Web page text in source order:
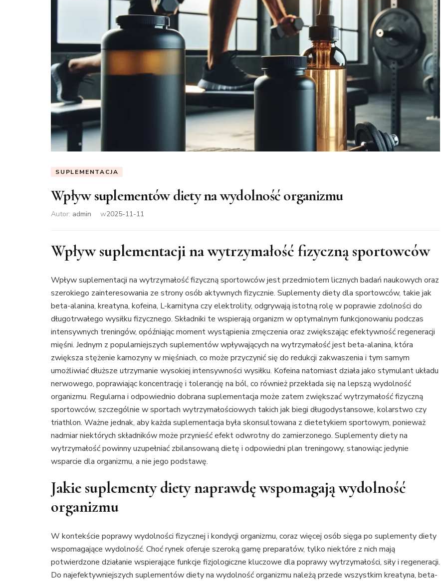
SUPLEMENTACJA
Wpływ suplementów diety na wydolność organizmu
Autor: admin w2025-11-11
Wpływ suplementacji na wytrzymałość fizyczną sportowców
Wpływ suplementacji na wytrzymałość fizyczną sportowców jest przedmiotem licznych badań naukowych oraz
szerokiego zainteresowania ze strony osób aktywnych fizycznie. Suplementy diety dla sportowców, takie jak
beta-alanina, kreatyna, kofeina, L-karnityna czy elektrolity, odgrywają istotną rolę w poprawie zdolności do
długotrwałego wysiłku fizycznego. Składniki te wspierają organizm w optymalnym funkcjonowaniu podczas
intensywnych treningów, opóźniając moment wystąpienia zmęczenia oraz zwiększając efektywność regeneracji
mięśni. Jednym z popularniejszych suplementów wpływających na wytrzymałość jest beta-alanina, która
zwiększa stężenie karnozyny w mięśniach, co może przyczynić się do redukcji zakwaszenia i tym samym
umożliwiać dłuższe utrzymanie wysokiej intensywności wysiłku. Kofeina natomiast działa jako stymulant układu
nerwowego, poprawiając koncentrację i tolerancję na ból, co również przekłada się na lepszą wydolność
organizmu. Regularna i odpowiednio dobrana suplementacja może zatem zwiększać wytrzymałość fizyczną
sportowców, szczególnie w sportach wytrzymałościowych takich jak biegi długodystansowe, kolarstwo czy
triathlon. Ważne jednak, aby każda suplementacja była skonsultowana z dietetykiem sportowym, ponieważ
nadmiar niektórych składników może przynieść efekt odwrotny do zamierzonego. Suplementy diety na
wytrzymałość powinny uzupełniać zbilansowaną dietę i odpowiedni plan treningowy, stanowiąc jedynie
wsparcie dla organizmu, a nie jego podstawę.
Jakie suplementy diety naprawdę wspomagają wydolność
organizmu
W kontekście poprawy wydolności fizycznej i kondycji organizmu, coraz więcej osób sięga po suplementy diety
wspomagające wydolność. Choć rynek oferuje szeroką gamę preparatów, tylko niektóre z nich mają
potwierdzone działanie wspierające funkcje fizjologiczne kluczowe dla poprawy wytrzymałości, siły i regeneracji.
Do najefektywniejszych suplementów diety na wydolność organizmu należą przede wszystkim kreatyna, beta-